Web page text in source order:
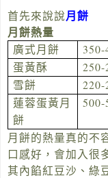
首先來說說月餅
月餅熱量
廣式月餅
蛋黃酥
250-
雪餅
220-
蓮蓉蛋黃月
餅
500-
月餅的熱量真的不
口感好，會加入很
其內餡紅豆沙、綠